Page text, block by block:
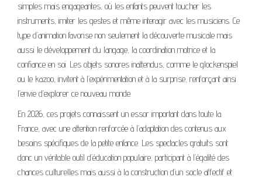
simples mais engageantes, où les enfants peuvent toucher les
instruments, imiter les gestes et même interagir avec les musiciens. Ce
type d’animation favorise non seulement la découverte musicale mais
aussi le développement du langage, la coordination motrice et la
confiance en soi. Les objets sonores inattendus, comme le glockenspiel
ou le kazoo, invitent à l’expérimentation et à la surprise, renforçant ainsi
l’envie d’explorer ce nouveau monde.
En 2026, ces projets connaissent un essor important dans toute la
France, avec une attention renforcée à l’adaptation des contenus aux
besoins spécifiques de la petite enfance. Les spectacles gratuits sont
donc un véritable outil d’éducation populaire, participant à l’égalité des
chances culturelles mais aussi à la construction d’un socle affectif et